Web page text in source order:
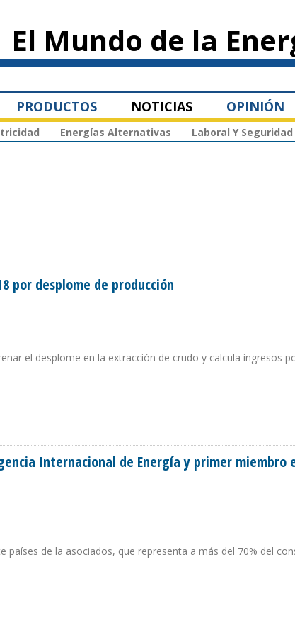
principal
El Mundo de la
PRODUCTOS NOTICIAS OPINIÓN
Energías Alternativas Laboral Y Seguridad
por desplome de producción
el desplome en la extracción de crudo y calcula ingresos
Internacional de Energía y primer miembro
de la asociados, que representa a más del 70% del